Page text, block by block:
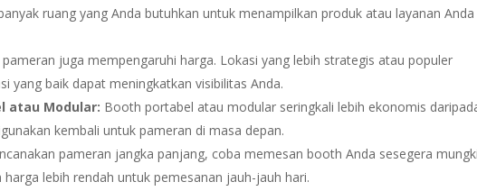
ruang yang Anda butuhkan untuk menampilkan produk atau layanan Anda
pameran juga mempengaruhi harga. Lokasi yang lebih strategis atau populer
yang baik dapat meningkatkan visibilitas Anda.
atau Modular: Booth portabel atau modular seringkali lebih ekonomis
kembali untuk pameran di masa depan.
pameran jangka panjang, coba memesan booth Anda sesegera
lebih rendah untuk pemesanan jauh-jauh hari.